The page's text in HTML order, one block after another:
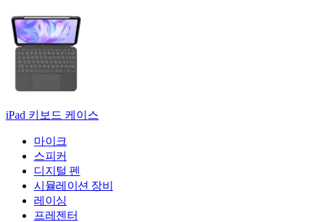
iPad 키보드 케이스
마이크
스피커
디지털 펜
시뮬레이션 장비
레이싱
프레젠터